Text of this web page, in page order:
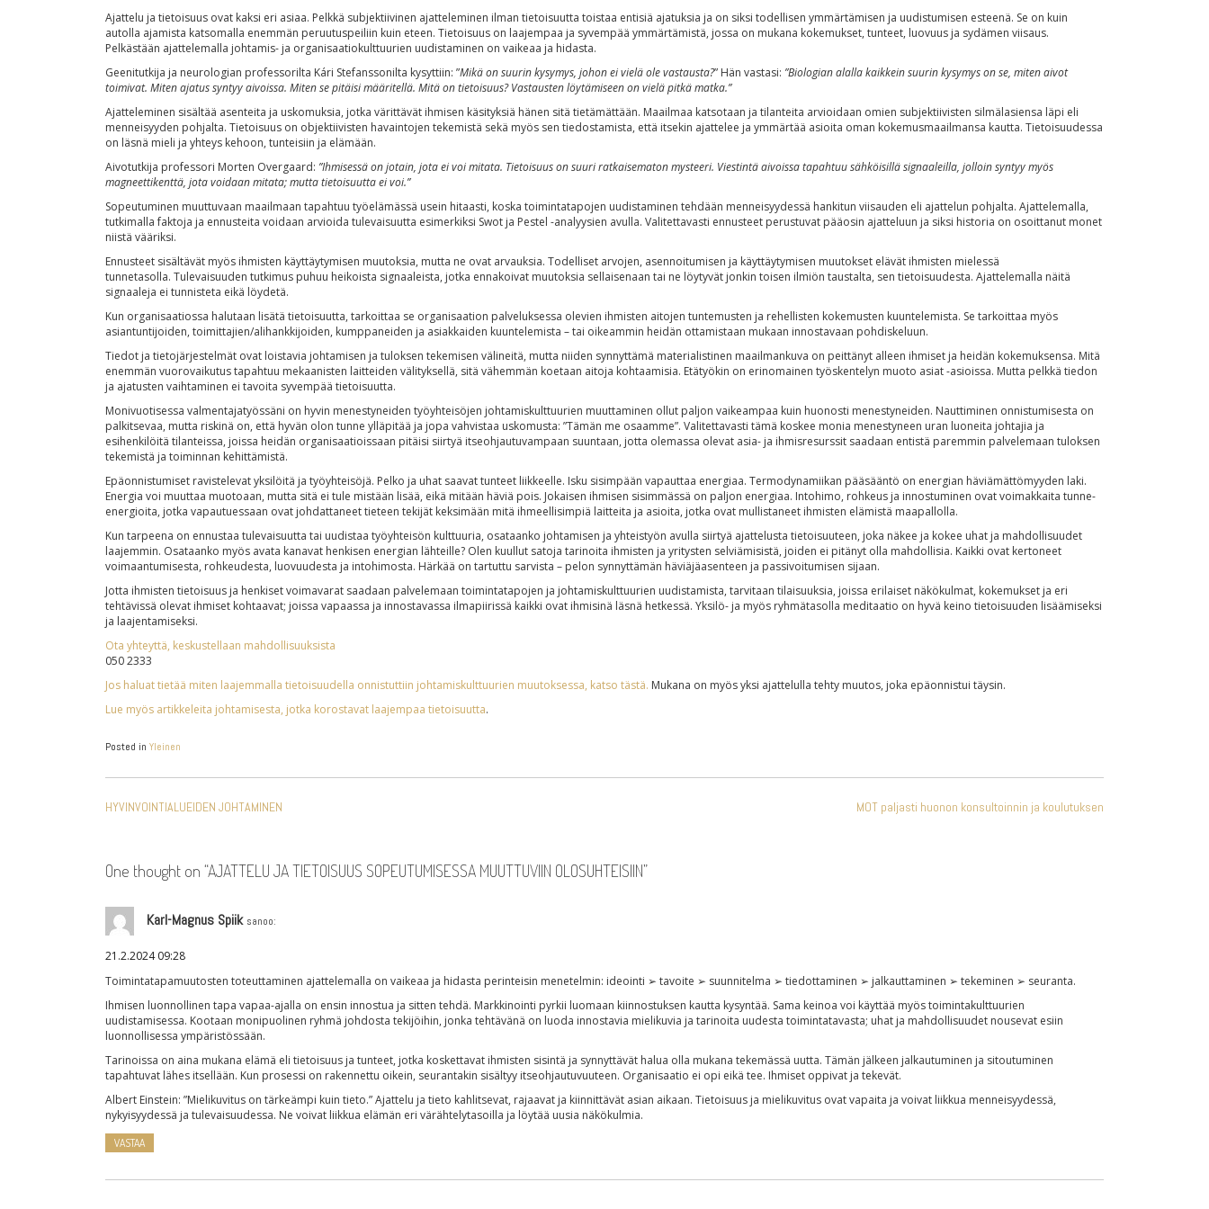
Ajattelu ja tietoisuus ovat kaksi eri asiaa. Pelkkä subjektiivinen ajatteleminen ilman tietoisuutta toistaa entisiä ajatuksia ja on siksi todellisen ymmärtämisen ja uudistumisen esteenä. Se on kuin
autolla ajamista katsomalla enemmän peruutuspeiliin kuin eteen. Tietoisuus on laajempaa ja syvempää ymmärtämistä, jossa on mukana kokemukset, tunteet, luovuus ja sydämen viisaus.
Pelkästään ajattelemalla johtamis- ja organisaatiokulttuurien uudistaminen on vaikeaa ja hidasta.
Geenitutkija ja neurologian professorilta Kári Stefanssonilta kysyttiin: ”Mikä on suurin kysymys, johon ei vielä ole vastausta?” Hän vastasi: ”Biologian alalla kaikkein suurin kysymys on se, miten aivot
toimivat. Miten ajatus syntyy aivoissa. Miten se pitäisi määritellä. Mitä on tietoisuus? Vastausten löytämiseen on vielä pitkä matka.”
Ajatteleminen sisältää asenteita ja uskomuksia, jotka värittävät ihmisen käsityksiä hänen sitä tietämättään. Maailmaa katsotaan ja tilanteita arvioidaan omien subjektiivisten silmälasiensa läpi eli
menneisyyden pohjalta. Tietoisuus on objektiivisten havaintojen tekemistä sekä myös sen tiedostamista, että itsekin ajattelee ja ymmärtää asioita oman kokemusmaailmansa kautta. Tietoisuudessa
on läsnä mieli ja yhteys kehoon, tunteisiin ja elämään.
Aivotutkija professori Morten Overgaard: ”Ihmisessä on jotain, jota ei voi mitata. Tietoisuus on suuri ratkaisematon mysteeri. Viestintä aivoissa tapahtuu sähköisillä signaaleilla, jolloin syntyy myös
magneettikenttä, jota voidaan mitata; mutta tietoisuutta ei voi.”
Sopeutuminen muuttuvaan maailmaan tapahtuu työelämässä usein hitaasti, koska toimintatapojen uudistaminen tehdään menneisyydessä hankitun viisauden eli ajattelun pohjalta. Ajattelemalla,
tutkimalla faktoja ja ennusteita voidaan arvioida tulevaisuutta esimerkiksi Swot ja Pestel -analyysien avulla. Valitettavasti ennusteet perustuvat pääosin ajatteluun ja siksi historia on osoittanut monet
niistä vääriksi.
Ennusteet sisältävät myös ihmisten käyttäytymisen muutoksia, mutta ne ovat arvauksia. Todelliset arvojen, asennoitumisen ja käyttäytymisen muutokset elävät ihmisten mielessä
tunnetasolla. Tulevaisuuden tutkimus puhuu heikoista signaaleista, jotka ennakoivat muutoksia sellaisenaan tai ne löytyvät jonkin toisen ilmiön taustalta, sen tietoisuudesta. Ajattelemalla näitä
signaaleja ei tunnisteta eikä löydetä.
Kun organisaatiossa halutaan lisätä tietoisuutta, tarkoittaa se organisaation palveluksessa olevien ihmisten aitojen tuntemusten ja rehellisten kokemusten kuuntelemista. Se tarkoittaa myös
asiantuntijoiden, toimittajien/alihankkijoiden, kumppaneiden ja asiakkaiden kuuntelemista – tai oikeammin heidän ottamistaan mukaan innostavaan pohdiskeluun.
Tiedot ja tietojärjestelmät ovat loistavia johtamisen ja tuloksen tekemisen välineitä, mutta niiden synnyttämä materialistinen maailmankuva on peittänyt alleen ihmiset ja heidän kokemuksensa. Mitä
enemmän vuorovaikutus tapahtuu mekaanisten laitteiden välityksellä, sitä vähemmän koetaan aitoja kohtaamisia. Etätyökin on erinomainen työskentelyn muoto asiat -asioissa. Mutta pelkkä tiedon
ja ajatusten vaihtaminen ei tavoita syvempää tietoisuutta.
Monivuotisessa valmentajatyössäni on hyvin menestyneiden työyhteisöjen johtamiskulttuurien muuttaminen ollut paljon vaikeampaa kuin huonosti menestyneiden. Nauttiminen onnistumisesta on
palkitsevaa, mutta riskinä on, että hyvän olon tunne ylläpitää ja jopa vahvistaa uskomusta: ”Tämän me osaamme”. Valitettavasti tämä koskee monia menestyneen uran luoneita johtajia ja
esihenkilöitä tilanteissa, joissa heidän organisaatioissaan pitäisi siirtyä itseohjautuvampaan suuntaan, jotta olemassa olevat asia- ja ihmisresurssit saadaan entistä paremmin palvelemaan tuloksen
tekemistä ja toiminnan kehittämistä.
Epäonnistumiset ravistelevat yksilöitä ja työyhteisöjä. Pelko ja uhat saavat tunteet liikkeelle. Isku sisimpään vapauttaa energiaa. Termodynamiikan pääsääntö on energian häviämättömyyden laki.
Energia voi muuttaa muotoaan, mutta sitä ei tule mistään lisää, eikä mitään häviä pois. Jokaisen ihmisen sisimmässä on paljon energiaa. Intohimo, rohkeus ja innostuminen ovat voimakkaita tunne-
energioita, jotka vapautuessaan ovat johdattaneet tieteen tekijät keksimään mitä ihmeellisimpiä laitteita ja asioita, jotka ovat mullistaneet ihmisten elämistä maapallolla.
Kun tarpeena on ennustaa tulevaisuutta tai uudistaa työyhteisön kulttuuria, osataanko johtamisen ja yhteistyön avulla siirtyä ajattelusta tietoisuuteen, joka näkee ja kokee uhat ja mahdollisuudet
laajemmin. Osataanko myös avata kanavat henkisen energian lähteille? Olen kuullut satoja tarinoita ihmisten ja yritysten selviämisistä, joiden ei pitänyt olla mahdollisia. Kaikki ovat kertoneet
voimaantumisesta, rohkeudesta, luovuudesta ja intohimosta. Härkää on tartuttu sarvista – pelon synnyttämän häviäjäasenteen ja passivoitumisen sijaan.
Jotta ihmisten tietoisuus ja henkiset voimavarat saadaan palvelemaan toimintatapojen ja johtamiskulttuurien uudistamista, tarvitaan tilaisuuksia, joissa erilaiset näkökulmat, kokemukset ja eri
tehtävissä olevat ihmiset kohtaavat; joissa vapaassa ja innostavassa ilmapiirissä kaikki ovat ihmisinä läsnä hetkessä. Yksilö- ja myös ryhmätasolla meditaatio on hyvä keino tietoisuuden lisäämiseksi
ja laajentamiseksi.
Ota yhteyttä, keskustellaan mahdollisuuksista
050 2333
Jos haluat tietää miten laajemmalla tietoisuudella onnistuttiin johtamiskulttuurien muutoksessa, katso tästä. Mukana on myös yksi ajattelulla tehty muutos, joka epäonnistui täysin.
Lue myös artikkeleita johtamisesta, jotka korostavat laajempaa tietoisuutta.
Posted in Yleinen
SELAUS
HYVINVOINTIALUEIDEN JOHTAMINEN MOT paljasti huonon konsultoinnin ja koulutuksen
One thought on “AJATTELU JA TIETOISUUS SOPEUTUMISESSA MUUTTUVIIN OLOSUHTEISIIN”
Karl-Magnus Spiik sanoo:
21.2.2024 09:28
Toimintatapamuutosten toteuttaminen ajattelemalla on vaikeaa ja hidasta perinteisin menetelmin: ideointi ➢ tavoite ➢ suunnitelma ➢ tiedottaminen ➢ jalkauttaminen ➢ tekeminen ➢ seuranta.
Ihmisen luonnollinen tapa vapaa-ajalla on ensin innostua ja sitten tehdä. Markkinointi pyrkii luomaan kiinnostuksen kautta kysyntää. Sama keinoa voi käyttää myös toimintakulttuurien
uudistamisessa. Kootaan monipuolinen ryhmä johdosta tekijöihin, jonka tehtävänä on luoda innostavia mielikuvia ja tarinoita uudesta toimintatavasta; uhat ja mahdollisuudet nousevat esiin
luonnollisessa ympäristössään.
Tarinoissa on aina mukana elämä eli tietoisuus ja tunteet, jotka koskettavat ihmisten sisintä ja synnyttävät halua olla mukana tekemässä uutta. Tämän jälkeen jalkautuminen ja sitoutuminen
tapahtuvat lähes itsellään. Kun prosessi on rakennettu oikein, seurantakin sisältyy itseohjautuvuuteen. Organisaatio ei opi eikä tee. Ihmiset oppivat ja tekevät.
Albert Einstein: ”Mielikuvitus on tärkeämpi kuin tieto.” Ajattelu ja tieto kahlitsevat, rajaavat ja kiinnittävät asian aikaan. Tietoisuus ja mielikuvitus ovat vapaita ja voivat liikkua menneisyydessä,
nykyisyydessä ja tulevaisuudessa. Ne voivat liikkua elämän eri värähtelytasoilla ja löytää uusia näkökulmia.
VASTAA